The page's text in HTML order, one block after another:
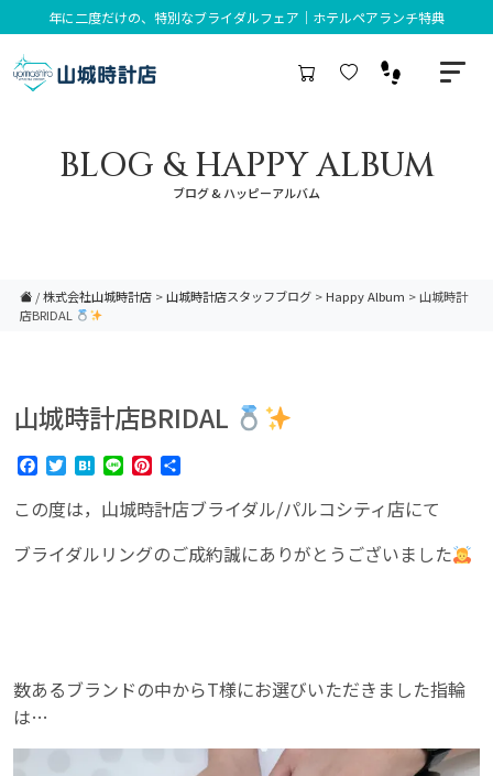
年に二度だけの、特別なブライダルフェア｜ホテルペアランチ特典
BLOG & HAPPY ALBUM
ブログ & ハッピーアルバム
/株式会社山城時計店>山城時計店スタッフブログ> Happy Album >山城時計
店BRIDAL
山城時計店BRIDAL
Facebook
TwitterHatena
Line Pinterest
この度は，山城時計店ブライダル/パルコシティ店にて
ブライダルリングのご成約誠にありがとうございました
数あるブランドの中からT様にお選びいただきました指輪
は…